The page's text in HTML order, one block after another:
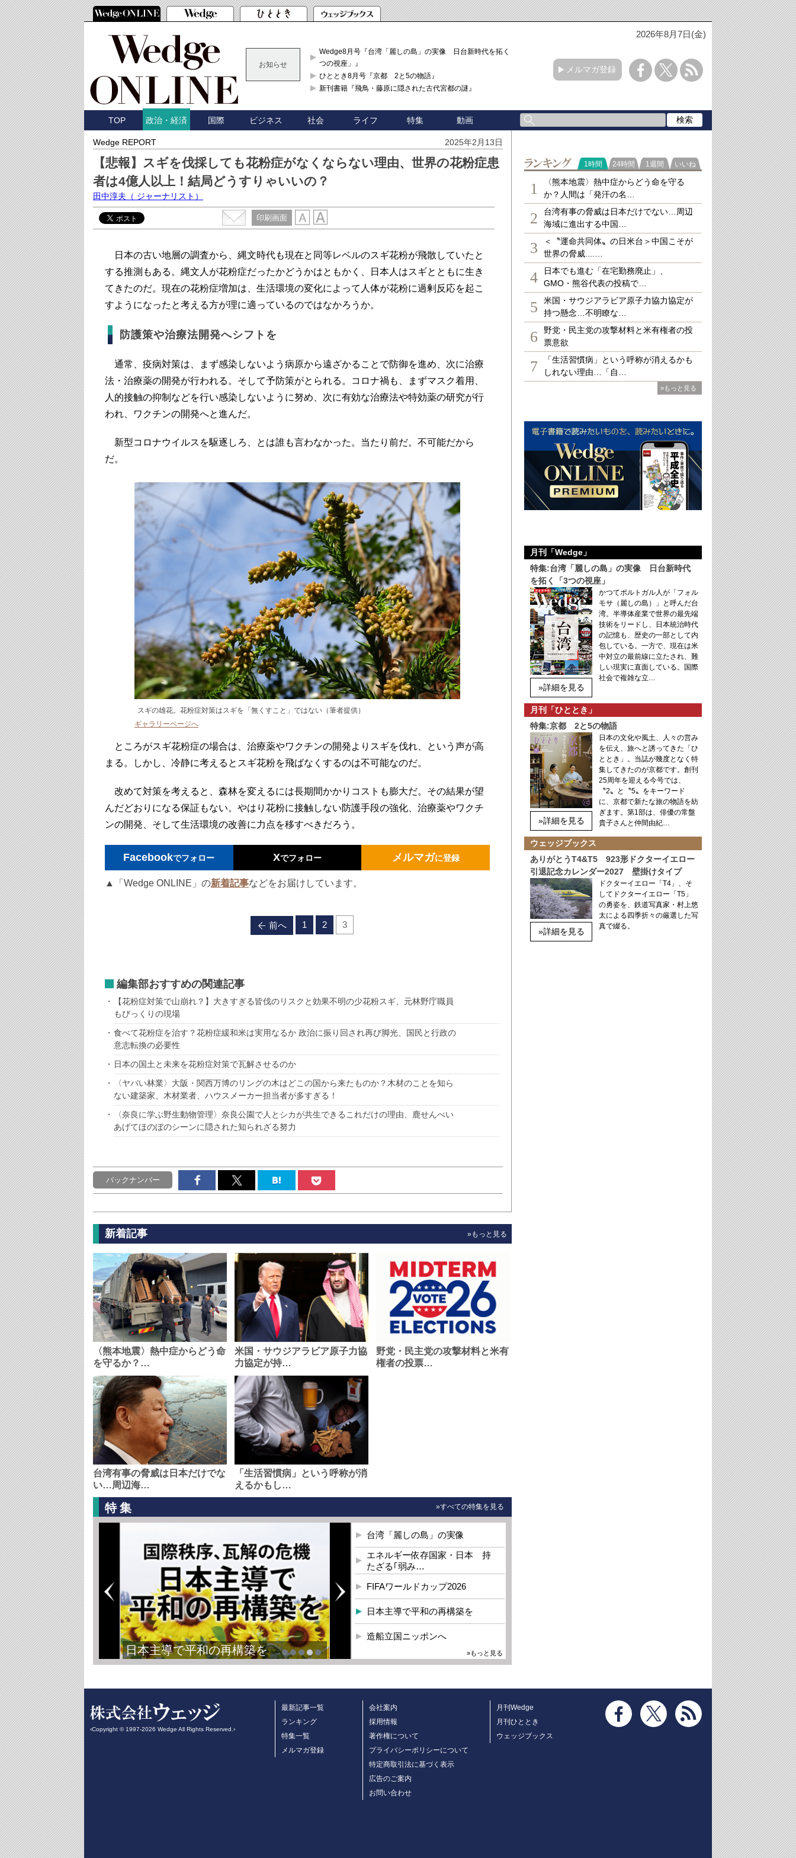
2026年8月7日(金)
お知らせ
Wedge8月号『台湾「麗しの島」の実像 日台新時代を拓く「3
つの視座」』
ひととき8月号『京都 2と5の物語』
新刊書籍『飛鳥・藤原に隠された古代宮都の謎』
メルマガ登録
TOP 政治・経済 国際 ビジネス 社会 ライフ 特集 動画
Wedge REPORT 2025年2月13日
【悲報】スギを伐採しても花粉症がなくならない理由、世界の花粉症患
者は4億人以上！結局どうすりゃいいの？
田中淳夫 （ ジャーナリスト）
印刷画面
日本の古い地層の調査から、縄文時代も現在と同等レベルのスギ花粉が飛散していたと
する推測もある。縄文人が花粉症だったかどうかはともかく、日本人はスギとともに生き
てきたのだ。現在の花粉症増加は、生活環境の変化によって人体が花粉に過剰反応を起こ
すようになったと考える方が理に適っているのではなかろうか。
防護策や治療法開発へシフトを
通常、疫病対策は、まず感染しないよう病原から遠ざかることで防御を進め、次に治療
法・治療薬の開発が行われる。そして予防策がとられる。コロナ禍も、まずマスク着用、
人的接触の抑制などを行い感染しないように努め、次に有効な治療法や特効薬の研究が行
われ、ワクチンの開発へと進んだ。
新型コロナウイルスを駆逐しろ、とは誰も言わなかった。当たり前だ。不可能だから
だ。
スギの雄花。花粉症対策はスギを「無くすこと」ではない（筆者提供）
ギャラリーページへ
ところがスギ花粉症の場合は、治療薬やワクチンの開発よりスギを伐れ、という声が高
まる。しかし、冷静に考えるとスギ花粉を飛ばなくするのは不可能なのだ。
改めて対策を考えると、森林を変えるには長期間かかりコストも膨大だ。その結果が望
んだどおりになる保証もない。やはり花粉に接触しない防護手段の強化、治療薬やワクチ
ンの開発、そして生活環境の改善に力点を移すべきだろう。
Facebookでフォロー Xでフォロー メルマガに登録
▲「Wedge ONLINE」の新着記事などをお届けしています。
前へ 1 2 3
編集部おすすめの関連記事
【花粉症対策で山崩れ？】大きすぎる皆伐のリスクと効果不明の少花粉スギ、元林野庁職員
もびっくりの現場
食べて花粉症を治す？花粉症緩和米は実用なるか 政治に振り回され再び脚光、国民と行政の
意志転換の必要性
日本の国土と未来を花粉症対策で瓦解させるのか
〈ヤバい林業〉大阪・関西万博のリングの木はどこの国から来たものか？木材のことを知ら
ない建築家、木材業者、ハウスメーカー担当者が多すぎる！
〈奈良に学ぶ野生動物管理〉奈良公園で人とシカが共生できるこれだけの理由、鹿せんべい
あげてほのぼのシーンに隠された知られざる努力
バックナンバー
新着記事 »もっと見る
〈熊本地震〉熱中症からどう命
を守るか？…
米国・サウジアラビア原子力協
力協定が持…
野党・民主党の攻撃材料と米有
権者の投票…
台湾有事の脅威は日本だけでな
い…周辺海…
「生活習慣病」という呼称が消
えるかもし…
特集 »すべての特集を見る
日本主導で平和の再構築を
台湾「麗しの島」の実像
エネルギー依存国家・日本 持
たざる｢弱み…
FIFAワールドカップ2026
日本主導で平和の再構築を
造船立国ニッポンへ
»もっと見る
ランキング
1時間 24時間 1週間 いいね
1
〈熊本地震〉熱中症からどう命を守る
か？人間は「発汗の名…
2
台湾有事の脅威は日本だけでない…周辺
海域に進出する中国…
3
＜〝運命共同体〟の日米台＞中国こそが
世界の脅威....…
4
日本でも進む「在宅勤務廃止」、
GMO・熊谷代表の投稿で…
5
米国・サウジアラビア原子力協力協定が
持つ懸念…不明瞭な…
6
野党・民主党の攻撃材料と米有権者の投
票意欲
7
「生活習慣病」という呼称が消えるかも
しれない理由…「自…
»もっと見る
月刊「Wedge」
特集:台湾「麗しの島」の実像 日台新時代
を拓く「3つの視座」
»詳細を見る
かつてポルトガル人が「フォル
モサ（麗しの島）」と呼んだ台
湾。半導体産業で世界の最先端
技術をリードし、日本統治時代
の記憶も、歴史の一部として内
包している。一方で、現在は米
中対立の最前線に立たされ、難
しい現実に直面している。国際
社会で複雑な立…
月刊「ひととき」
特集:京都 2と5の物語
»詳細を見る
日本の文化や風土、人々の営み
を伝え、旅へと誘ってきた「ひ
ととき」。当誌が幾度となく特
集してきたのが京都です。創刊
25周年を迎える今号では、
〝2〟と〝5〟をキーワード
に、京都で新たな旅の物語を紡
ぎます。第1部は、俳優の常盤
貴子さんと仲間由紀…
ウェッジブックス
ありがとうT4&T5 923形ドクターイエロー
引退記念カレンダー2027 壁掛けタイプ
»詳細を見る
ドクターイエロー「T4」、そ
してドクターイエロー「T5」
の勇姿を、鉄道写真家・村上悠
太による四季折々の厳選した写
真で綴る。
‹Copyright © 1997-2026 Wedge All Rights Reserved.›
最新記事一覧
ランキング
特集一覧
メルマガ登録
会社案内
採用情報
著作権について
プライバシーポリシーについて
特定商取引法に基づく表示
広告のご案内
お問い合わせ
月刊Wedge
月刊ひととき
ウェッジブックス